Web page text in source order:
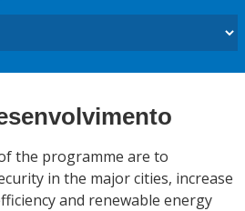
the programme are to
in the major cities, increase
and renewable energy